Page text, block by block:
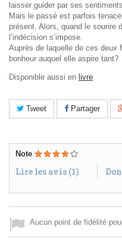
laisser guider par ses
Mais le passé est parfois
présent. Alors, quand le sourire
l’indécision s’impose.
Auprès de laquelle de ces deux
bonheur auquel elle aspire tant?
Disponible aussi en livre
Tweet Partager
Note
Lire les avis (1)
Aucun point de fidélité